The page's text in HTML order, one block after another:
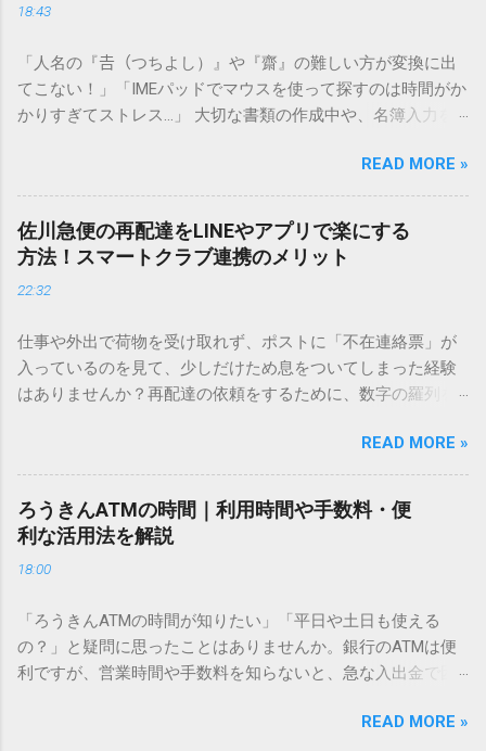
18:43
「人名の『𠮷（つちよし）』や『齋』の難しい方が変換に出
てこない！」「IMEパッドでマウスを使って探すのは時間がか
かりすぎてストレス…」 大切な書類の作成中や、名簿入力を
てしまいますよね。多くの人が「IMEパッド（手書き入力）」
を使いますが、実はマウスで一画ずつ書くのは非効率です
し、似た漢字が多すぎて結局見つからないことも少なくあり
ません。 そこで今回は、IMEパッドを使わずに、特定のコー
ドを打ち込むだけで一瞬で旧字や外字、特殊記号を呼び出す
「文字コード入力」のテクニックを詳しく解説します。 この
必要はありません。 1. なぜ「変換」しても旧字・外字が出て
こないのか？ そもそも、なぜ普通の変換で出てこない漢字が
あるのでしょうか。その理由は、パソコンが文字を認識する
は、JIS規格（日本産業規格）によって「第1水準」「第2水
準」といった形で整理されています。しかし、人名や地名に
使われる非常に古い漢字（旧字）や、特定の組織だけで作ら
れた「外字」は、この一般的な変換リストに含まれていない
ン上のすべての文字には、いわば「住所」のような番号が割
り振られています。変換候補に出ない文字でも、この住所
（コード）を直接指定すれば、確実に呼び出すことができる
のです。 2. Windows標準機能！文字コードで漢字を出す「16
進数入力」 最も汎用性が高く、特別なソフトも不要なのが
READ MORE »
佐川急便の再配達をLINEやアプリで楽にする
方法！スマートクラブ連携のメリット
22:32
仕事や外出で荷物を受け取れず、ポストに「不在連絡票」が
入っているのを見て、少しだけため息をついてしまった経験
はありませんか？再配達の依頼をするために、数字の羅列を
ことに申し訳なさを感じたりすることもあるかもしれませ
ん。 「もっとスムーズに、自分のタイミングで受け取りた
い」 「わざわざ電話をかけずに、スマホ一つで完結させた
い」 そんな願いを叶えてくれるのが、佐川急便の会員制サー
ビス「スマートクラブ」と、LINEや公式アプリの連携です。
これらを活用するだけで、再配達のストレスは驚くほど軽く
受け取り術と、連携による具体的なメリットを徹底解説しま
す。 佐川急便の再配達が劇的に変わる「スマートクラブ」と
は？ まず押さえておきたいのが、佐川急便の個人向け無料会
況をリアルタイムで管理するための基盤となるサービスで
READ MORE »
ろうきんATMの時間｜利用時間や手数料・便
利な活用法を解説
18:00
「ろうきんATMの時間が知りたい」「平日や土日も使える
の？」と疑問に思ったことはありませんか。銀行のATMは便
利ですが、営業時間や手数料を知らないと、急な入出金で困
ATM営業時間や利用の注意点、便利な活用法 を詳しく解説し
READ MORE »